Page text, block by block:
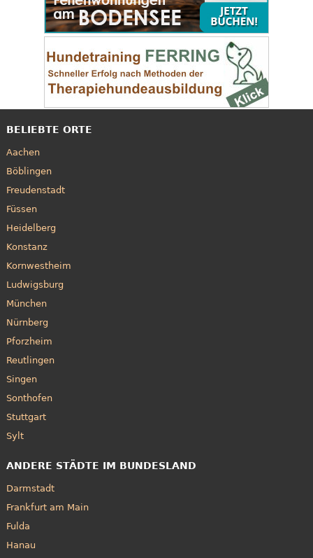
BELIEBTE ORTE
Aachen
Böblingen
Freudenstadt
Füssen
Heidelberg
Konstanz
Kornwestheim
Ludwigsburg
München
Nürnberg
Pforzheim
Reutlingen
Singen
Sonthofen
Stuttgart
Sylt
ANDERE STÄDTE IM BUNDESLAND
Darmstadt
Frankfurt am Main
Fulda
Hanau